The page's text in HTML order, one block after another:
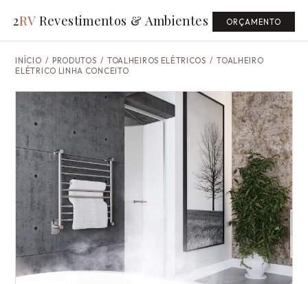
2RVRevestimentos & Ambientes ORÇAMENTO
INÍCIO / PRODUTOS / TOALHEIROS ELÉTRICOS /TOALHEIRO
ELÉTRICO LINHA CONCEITO